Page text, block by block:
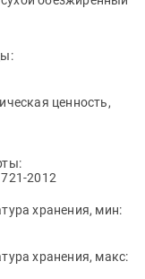
ценность,
2012
хранения, мин:
хранения, макс: